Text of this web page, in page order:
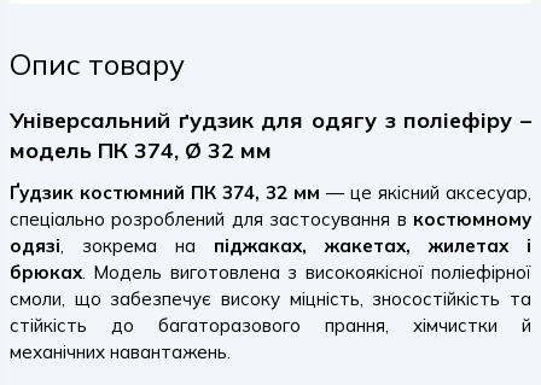
Опис товару
Універсальний ґудзик для одягу з поліефіру –
модель ПК 374, Ø 32 мм
Ґудзик костюмний ПК 374, 32 мм — це якісний аксесуар,
спеціально розроблений для застосування в костюмному
одязі, зокрема на піджаках, жакетах, жилетах і
брюках. Модель виготовлена з високоякісної поліефірної
смоли, що забезпечує високу міцність, зносостійкість та
стійкість до багаторазового прання, хімчистки й
механічних навантажень.